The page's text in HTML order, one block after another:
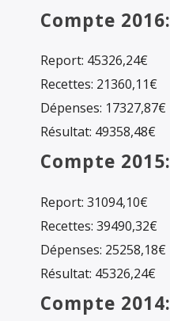
Compte 2016:
Report: 45326,24€
Recettes: 21360,11€
Dépenses: 17327,87€
Résultat: 49358,48€
Compte 2015:
Report: 31094,10€
Recettes: 39490,32€
Dépenses: 25258,18€
Résultat: 45326,24€
Compte 2014: